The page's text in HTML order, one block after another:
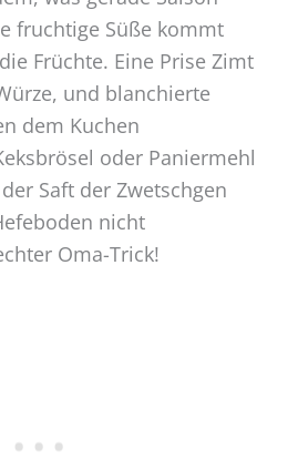
fruchtige Süße kommt
Früchte. Eine Prise Zimt
und blanchierte
dem Kuchen
oder Paniermehl
Saft der Zwetschgen
nicht
Oma-Trick!